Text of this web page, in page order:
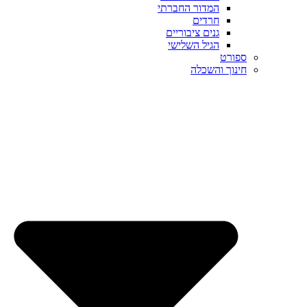
המדור החברתי
חרדים
גנים ציבוריים
הגיל השלישי
ספורט
חינוך והשכלה